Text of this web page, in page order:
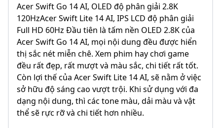
Acer Swift Go 14 AI, OLED độ phân giải 2.8K
120HzAcer Swift Lite 14 AI, IPS LCD độ phân giải
Full HD 60Hz Đầu tiên là tấm nền OLED 2.8K của
Acer Swift Go 14 AI, mọi nội dung đều được hiển
thị sắc nét miễn chê. Xem phim hay chơi game
đều rất đẹp, rất mượt và màu sắc, chi tiết rất tốt.
Còn lợi thế của Acer Swift Lite 14 AI, sẽ nằm ở việc
sở hữu độ sáng cao vượt trội. Khi sử dụng với đa
dạng nội dung, thì các tone màu, dải màu và vật
thể sẽ rực rỡ và chi tiết hơn nhiều.